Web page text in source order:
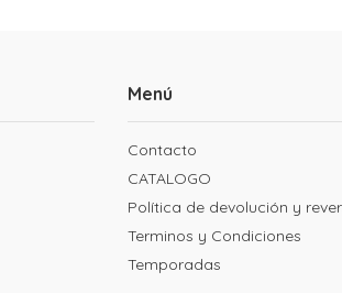
Menú
Contacto
CATALOGO
Política de devolución y
Terminos y Condiciones
Temporadas